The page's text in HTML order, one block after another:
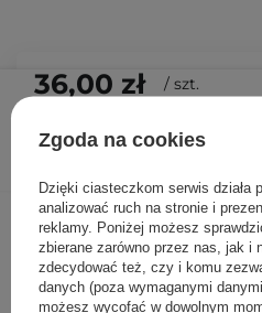
36,00 zł / szt.
Inni klienci
Zgoda na cookies
Dzięki ciasteczkom serwis działa
analizować ruch na stronie i
reklamy. Poniżej możesz
zbierane zarówno przez nas, jak i
zdecydować też, czy i komu
danych (poza wymaganymi
możesz wycofać w dowolnym